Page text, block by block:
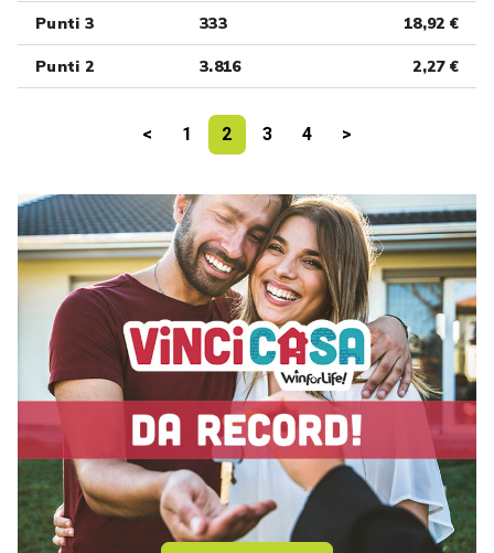
Punti 3 333 18,92 €
Punti 2 3.816 2,27 €
< 1 2 3 4 >